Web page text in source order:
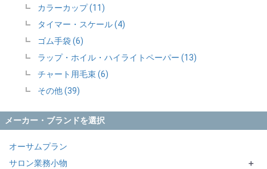
カラーカップ (11)
タイマー・スケール (4)
ゴム手袋 (6)
ラップ・ホイル・ハイライトペーパー (13)
チャート用毛束 (6)
その他 (39)
メーカー・ブランドを選択
オーサムプラン
サロン業務小物
＋